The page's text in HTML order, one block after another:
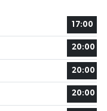
17:00
20:00
20:00
20:00